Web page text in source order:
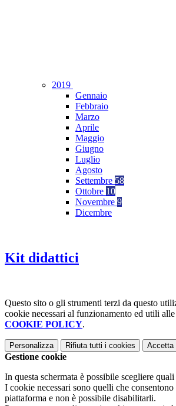
2019
Gennaio
Febbraio
Marzo
Aprile
Maggio
Giugno
Luglio
Agosto
Settembre 58
Ottobre 10
Novembre 9
Dicembre
Kit didattici
Questo sito o gli strumenti terzi da questo
cookie necessari al funzionamento ed utili
COOKIE POLICY.
Personalizza Rifiuta tutti i cookies Accetta
Gestione cookie
In questa schermata è possibile scegliere
I cookie necessari sono quelli che
piattaforma e non è possibile disabilitarli.